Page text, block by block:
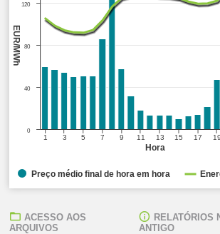
Hora
EUR/MWh
1 3 5 7 9 11 13 15 17 19
0
40
80
120
Preço médio final de hora em hora
ACESSO AOS
ARQUIVOS
RELATÓRIOS
ANTIGO